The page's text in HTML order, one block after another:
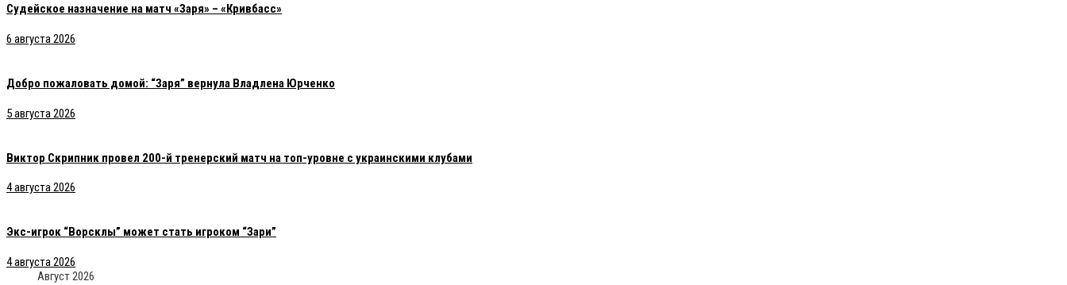
Судейское назначение на матч «Заря» – «Кривбасс»
6 августа 2026
Добро пожаловать домой: “Заря” вернула Владлена Юрченко
5 августа 2026
Виктор Скрипник провел 200-й тренерский матч на топ-уровне с украинскими клубами
4 августа 2026
Экс-игрок “Ворсклы” может стать игроком “Зари”
4 августа 2026
Август 2026